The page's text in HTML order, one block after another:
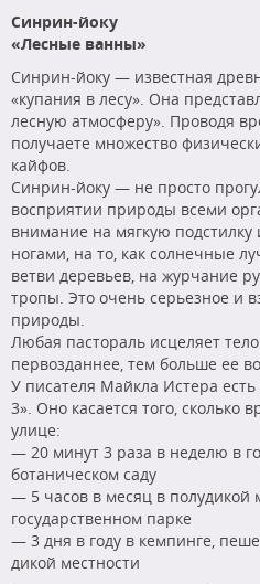
Синрин-йоку
«Лесные ванны»
Синрин-йоку — известная
«купания в лесу». Она
лесную атмосферу». Проводя
получаете множество
кайфов.
Синрин-йоку — не просто
восприятии природы всеми
внимание на мягкую подстилку
ногами, на то, как солнечные
ветви деревьев, на журчание
тропы. Это очень серьезное и
природы.
Любая пастораль исцеляет
первозданнее, тем больше ее
У писателя Майкла Истера
3». Оно касается того, сколько
улице:
— 20 минут 3 раза в неделю в
ботаническом саду
— 5 часов в месяц в полудикой
государственном парке
— 3 дня в году в кемпинге,
дикой местности